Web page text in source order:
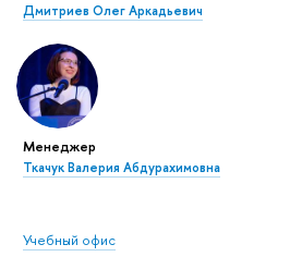
Дмитриев Олег Аркадьевич
Менеджер
Ткачук Валерия Абдурахимовна
Учебный офис